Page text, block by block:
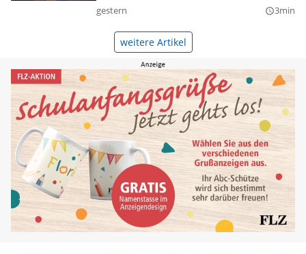
gestern query_builder3min
weitere Artikel